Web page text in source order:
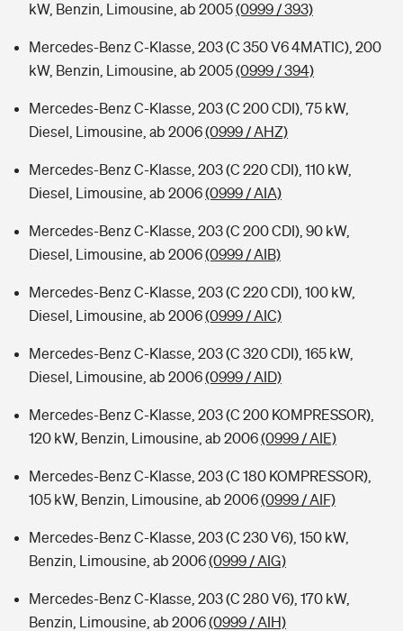
kW, Benzin, Limousine, ab 2005(0999 / 393)
Mercedes-Benz C-Klasse, 203 (C 350 V6 4MATIC), 200
kW, Benzin, Limousine, ab 2005(0999 / 394)
Mercedes-Benz C-Klasse, 203 (C 200 CDI), 75 kW,
Diesel, Limousine, ab 2006(0999 / AHZ)
Mercedes-Benz C-Klasse, 203 (C 220 CDI), 110 kW,
Diesel, Limousine, ab 2006(0999 / AIA)
Mercedes-Benz C-Klasse, 203 (C 200 CDI), 90 kW,
Diesel, Limousine, ab 2006(0999 / AIB)
Mercedes-Benz C-Klasse, 203 (C 220 CDI), 100 kW,
Diesel, Limousine, ab 2006(0999 / AIC)
Mercedes-Benz C-Klasse, 203 (C 320 CDI), 165 kW,
Diesel, Limousine, ab 2006(0999 / AID)
Mercedes-Benz C-Klasse, 203 (C 200 KOMPRESSOR),
120 kW, Benzin, Limousine, ab 2006(0999 / AIE)
Mercedes-Benz C-Klasse, 203 (C 180 KOMPRESSOR),
105 kW, Benzin, Limousine, ab 2006(0999 / AIF)
Mercedes-Benz C-Klasse, 203 (C 230 V6), 150 kW,
Benzin, Limousine, ab 2006(0999 / AIG)
Mercedes-Benz C-Klasse, 203 (C 280 V6), 170 kW,
Benzin, Limousine, ab 2006(0999 / AIH)